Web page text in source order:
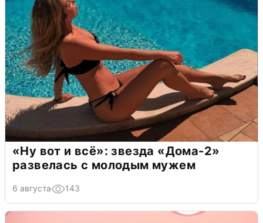
«Ну вот и всё»: звезда «Дома-2»
развелась с молодым мужем
6 августа 143